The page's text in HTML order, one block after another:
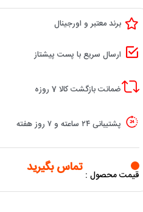
برند معتبر و اورجینال
ارسال سریع با پست پیشتاز
ضمانت بازگشت کالا 7 روزه
پشتیبانی ۲۴ ساعته و ۷ روز هفته
قیمت محصول : تماس بگیرید